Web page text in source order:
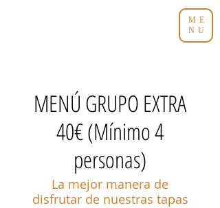
ME
NU
MENÚ GRUPO EXTRA
40€ (Mínimo 4
personas)
La mejor manera de
disfrutar de nuestras tapas